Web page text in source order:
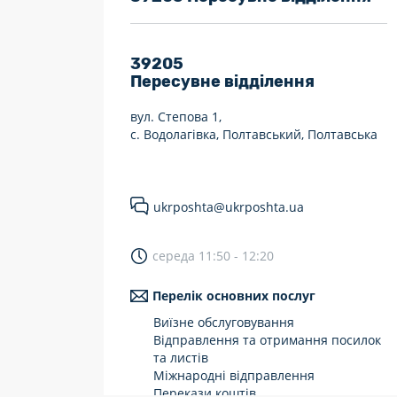
7 днів на тиждень
Працюють після 19:00
Працюють у вихідні
39205
Пересувне відділення
вул. Степова 1,
с. Водолагівка, Полтавський, Полтавська
ukrposhta@ukrposhta.ua
середа 11:50 - 12:20
Перелік основних послуг
Виїзне обслуговування
Відправлення та отримання посилок
та листів
Міжнародні відправлення
Перекази коштів